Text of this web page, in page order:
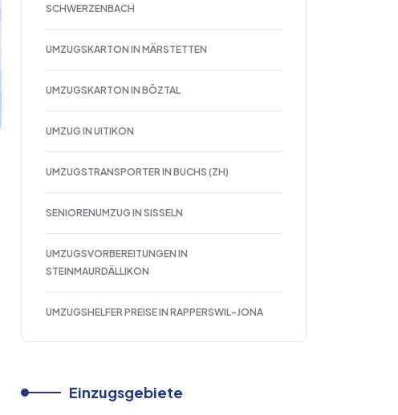
SCHWERZENBACH
UMZUGSKARTON IN MÄRSTETTEN
UMZUGSKARTON IN BÖZTAL
UMZUG IN UITIKON
UMZUGSTRANSPORTER IN BUCHS (ZH)
SENIORENUMZUG IN SISSELN
UMZUGSVORBEREITUNGEN IN
STEINMAURDÄLLIKON
UMZUGSHELFER PREISE IN RAPPERSWIL-JONA
Einzugsgebiete